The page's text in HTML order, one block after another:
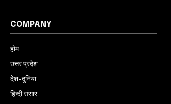
COMPANY
होम
उत्तर प्रदेश
देश-दुनिया
हिन्दी संसार